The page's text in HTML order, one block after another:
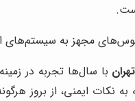
مجهز به سیستم‌های
با سال‌ها تجربه در
به نکات ایمنی، از بروز